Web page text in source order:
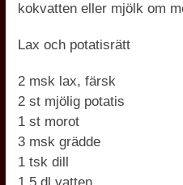
kokvatten eller mjölk om
Lax och potatisrätt
2 msk lax, färsk
2 st mjölig potatis
1 st morot
3 msk grädde
1 tsk dill